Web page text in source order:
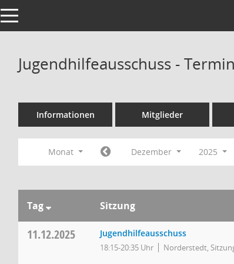
Toggle navigation
Jugendhilfeausschuss -
Informationen Mitglieder
Monat Dezember 2025
Tag Sitzung
11.12.2025 Jugendhilfeausschuss
18:15-20:35 Uhr Norderstedt,